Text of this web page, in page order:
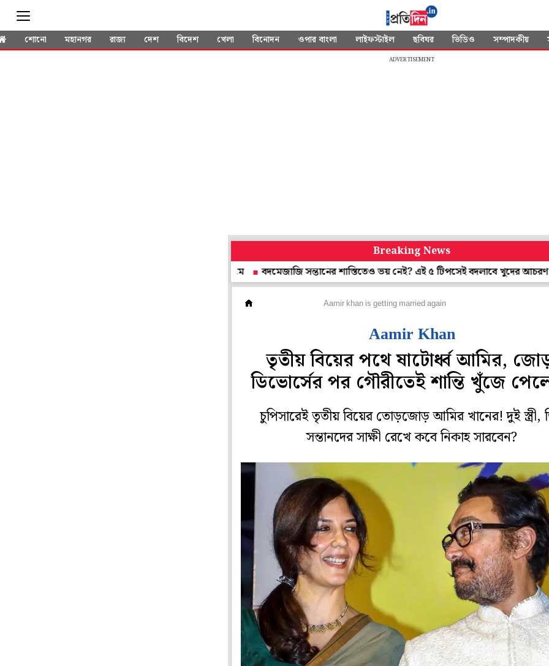
শোনো মহানগর রাজ্য দেশ বিদেশ খেলা বিনোদন ওপার বাংলা লাইফস্টাইল ছবিঘর ভিডিও সম্পাদকীয়
ADVERTISEMENT
Breaking News
বদমেজাজি সন্তানের শাস্তিতেও ভয় নেই? এই ৫ টিপসেই বদলাবে খুদের আচরণ
Aamir khan is getting married again
Aamir Khan
তৃতীয় বিয়ের পথে ষাটোর্ধ্ব আমির,
ডিভোর্সের পর গৌরীতেই শান্তি খুঁজে
চুপিসারেই তৃতীয় বিয়ের তোড়জোড় আমির খানের! দুই স্ত্রী,
সন্তানদের সাক্ষী রেখে কবে নিকাহ সারবেন?